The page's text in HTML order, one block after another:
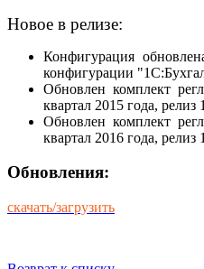
Новое в релизе:
Конфигурация
конфигурации
Обновлен комплект
квартал 2015 года, релиз
Обновлен комплект
квартал 2016 года, релиз
Обновления:
скачать/загрузить